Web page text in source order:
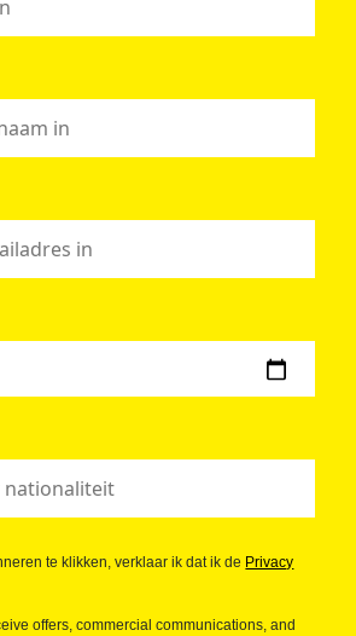
te klikken, verklaar ik dat ik de Privacy
offers, commercial communications, and